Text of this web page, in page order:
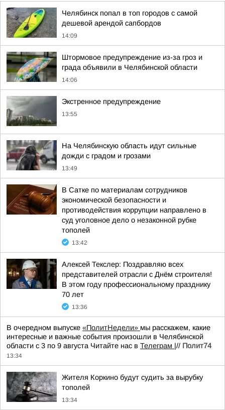
Челябинск попал в топ городов с самой
дешевой арендой сапбордов
14:09
Штормовое предупреждение из-за гроз и
града объявили в Челябинской области
14:06
Экстренное предупреждение
13:55
На Челябинскую область идут сильные
дожди с градом и грозами
13:49
В Сатке по материалам сотрудников
экономической безопасности и
противодействия коррупции направлено в
суд уголовное дело о незаконной рубке
тополей
13:42
Алексей Текслер: Поздравляю всех
представителей отрасли с Днём строителя!
В этом году профессиональному празднику
70 лет
13:36
В очередном выпуске «ПолитНедели» мы расскажем, какие
интересные и важные события произошли в Челябинской
области с 3 по 9 августа Читайте нас в Телеграм |// Полит74
13:34
Жителя Коркино будут судить за вырубку
тополей
13:34